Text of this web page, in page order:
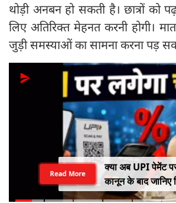
थोड़ी अनबन हो सकती है। छात्रों को
लिए अतिरिक्त मेहनत करनी होगी।
जुड़ी समस्याओं का सामना करना पड़
क्या अब UPI पेमेंट पर
कानून के बाद
किसे नहीं
Read More